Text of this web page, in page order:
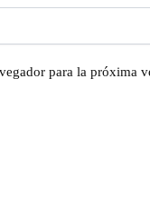
para la próxima